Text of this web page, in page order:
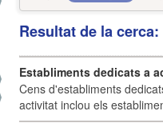
Resultat de la
Establiments dedicats a
Cens d'establiments
activitat inclou els